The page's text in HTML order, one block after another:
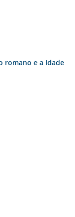
romano e a Idade